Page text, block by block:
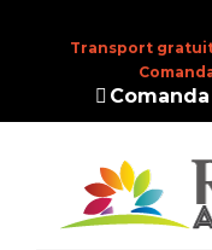
Transport